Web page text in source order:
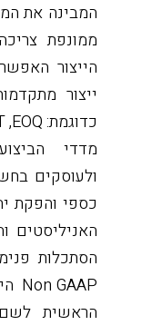
המבינה את
ממונפת
הייצור
ייצור
כדוגמת:EOQ
,
מדדי
ולעוסקים
כספי והפקת
האניליסטים
הסתכלות
Non GAAP
הראשית